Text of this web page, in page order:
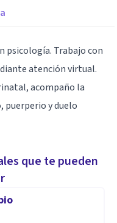
psicología. Trabajo con
atención virtual.
acompaño la
puerperio y duelo
que te pueden